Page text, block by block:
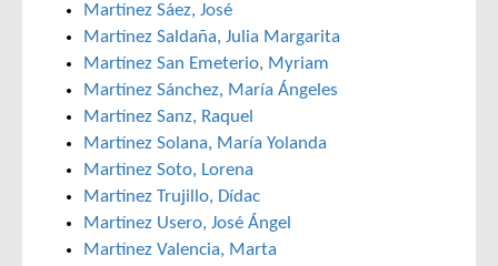
Martínez Sáez, José
Martínez Saldaña, Julia Margarita
Martínez San Emeterio, Myriam
Martínez Sánchez, María Ángeles
Martínez Sanz, Raquel
Martínez Solana, María Yolanda
Martínez Soto, Lorena
Martínez Trujillo, Dídac
Martínez Usero, José Ángel
Martínez Valencia, Marta